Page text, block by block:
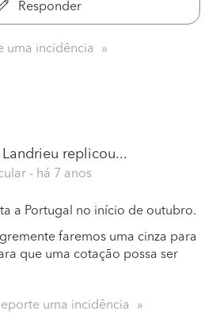
Responder
uma incidência
Landrieu replicou...
- há 7 anos
a Portugal no início de outubro.
faremos uma cinza para
que uma cotação possa ser
uma incidência